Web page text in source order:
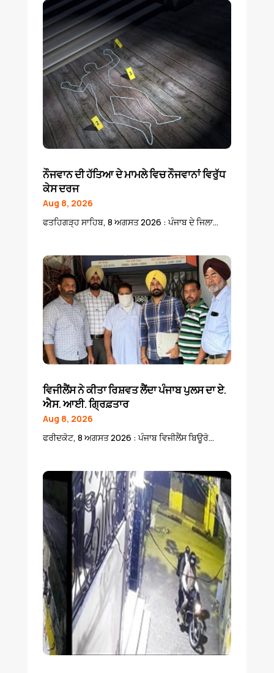
ਨੌਜਵਾਨ ਦੀ ਹੱਤਿਆ ਦੇ ਮਾਮਲੇ ਵਿਚ ਨੌਜਵਾਨਾਂ ਵਿਰੁੱਧ
ਕੇਸ ਦਰਜ
Aug 8, 2026
ਫਤਹਿਗੜ੍ਹ ਸਾਹਿਬ, 8 ਅਗਸਤ 2026 : ਪੰਜਾਬ ਦੇ ਜਿਲਾ...
ਵਿਜੀਲੈਂਸ ਨੇ ਕੀਤਾ ਰਿਸ਼ਵਤ ਲੈਂਦਾ ਪੰਜਾਬ ਪੁਲਸ ਦਾ ਏ.
ਐਸ. ਆਈ. ਗ੍ਰਿਫ਼ਤਾਰ
Aug 8, 2026
ਫਰੀਦਕੋਟ, 8 ਅਗਸਤ 2026 : ਪੰਜਾਬ ਵਿਜੀਲੈਂਸ ਬਿਊਰੋ...